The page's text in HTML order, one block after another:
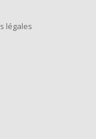
légales